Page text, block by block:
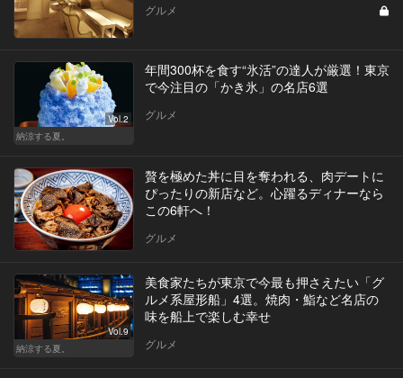
グルメ
Vol.2
納涼する夏。
年間300杯を食す“氷活”の達人が厳選！東京
で今注目の「かき氷」の名店6選
グルメ
贅を極めた丼に目を奪われる、肉デートに
ぴったりの新店など。心躍るディナーなら
この6軒へ！
グルメ
Vol.9
納涼する夏。
美食家たちが東京で今最も押さえたい「グ
ルメ系屋形船」4選。焼肉・鮨など名店の
味を船上で楽しむ幸せ
グルメ